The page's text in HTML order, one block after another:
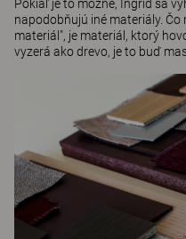
Pokiaľ je to možné, Ingrid sa
napodobňujú iné materiály.
materiál", je materiál, ktorý
vyzerá ako drevo, je to buď